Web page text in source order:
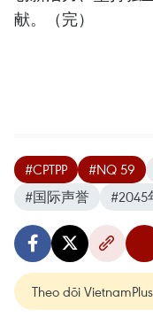
献。（完）
#CPTPP #NQ 59
#国际声誉
Theo dõi VietnamPlus